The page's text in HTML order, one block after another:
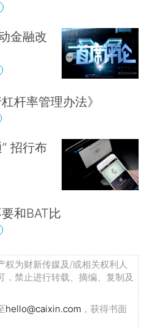
金融改
杆率管理办法》
招行布
和BAT比
权为财新传媒及/或相关权利人
，禁止进行转载、摘编、复制及
hello@caixin.com ，获得书面